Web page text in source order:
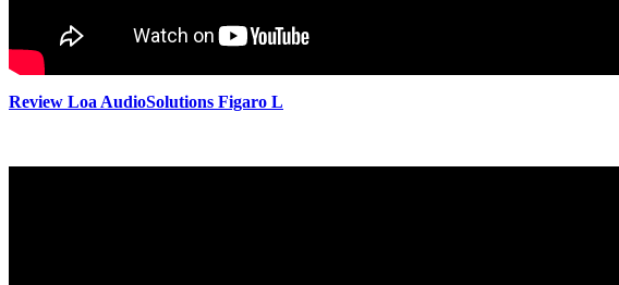
Review Loa AudioSolutions Figaro L